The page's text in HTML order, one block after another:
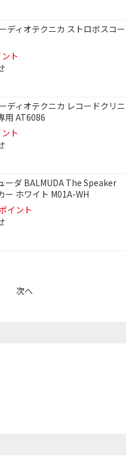
ディオテクニカ ストロボスコー
ト
ディオテクニカ レコードクリニ
用 AT6086
ト
ーダ BALMUDA The Speaker
ー ホワイト M01A-WH
イント
次へ
込む